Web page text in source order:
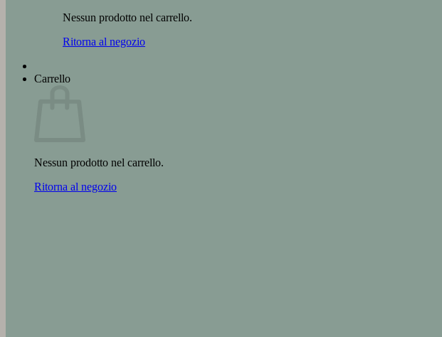
Nessun prodotto nel carrello.
Ritorna al negozio
Carrello
Nessun prodotto nel carrello.
Ritorna al negozio